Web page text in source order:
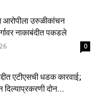
उरुळीकांचन
नाकाबंदीत पकडले
0
एटीएसची धडक कारवाई;
दिल्याप्रकरणी दोन...